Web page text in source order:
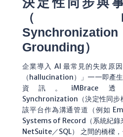
（
Grounding）
企業導入 AI 最常見的失敗原
（hallucination）」——即產生
資訊。iMBrace 透
Synchronization（決定性同步
該平台作為溝通管道（例如
Systems of Record（系統紀錄
NetSuite／SQL） 之間的橋樑